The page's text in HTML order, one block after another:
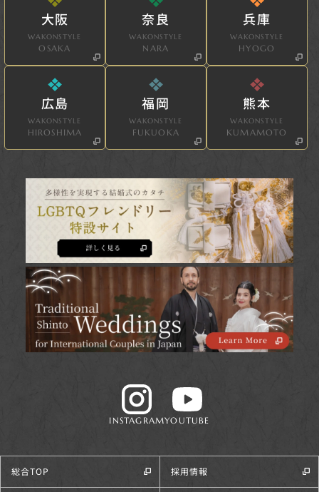
大阪
WAKONSTYLE
OSAKA
奈良
WAKONSTYLE
NARA
兵庫
WAKONSTYLE
HYOGO
広島
WAKONSTYLE
HIROSHIMA
福岡
WAKONSTYLE
FUKUOKA
熊本
WAKONSTYLE
KUMAMOTO
INSTAGRAMYOUTUBE
総合TOP 採用情報